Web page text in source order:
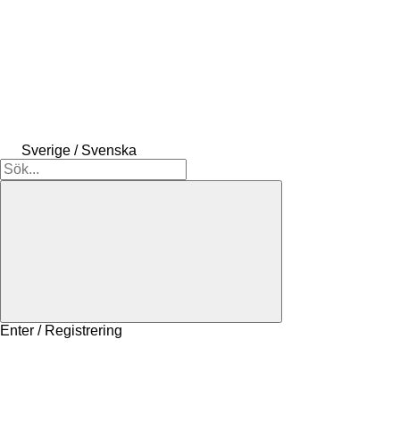
Sverige / Svenska
Enter / Registrering